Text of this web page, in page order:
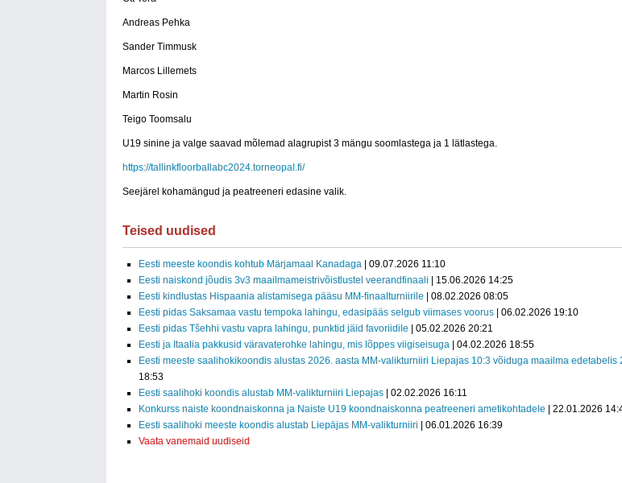
Andreas Pehka
Sander Timmusk
Marcos Lillemets
Martin Rosin
Teigo Toomsalu
U19 sinine ja valge saavad mõlemad alagrupist 3 mängu soomlastega ja 1 lätlastega.
https://tallinkfloorballabc2024.torneopal.fi/
Seejärel kohamängud ja peatreeneri edasine valik.
Teised uudised
Eesti meeste koondis kohtub Märjamaal Kanadaga | 09.07.2026 11:10
Eesti naiskond jõudis 3v3 maailmameistrivõistlustel veerandfinaali | 15.06.2026 14:25
Eesti kindlustas Hispaania alistamisega pääsu MM-finaalturniirile | 08.02.2026 08:05
Eesti pidas Saksamaa vastu tempoka lahingu, edasipääs selgub viimases voorus | 06.02.2026 19:10
Eesti pidas Tšehhi vastu vapra lahingu, punktid jäid favoriidile | 05.02.2026 20:21
Eesti ja Itaalia pakkusid väravaterohke lahingu, mis lõppes viigiseisuga | 04.02.2026 18:55
Eesti meeste saalihokikoondis alustas 2026. aasta MM-valikturniiri Liepajas 10:3 võiduga maailma edetabelis
18:53
Eesti saalihoki koondis alustab MM-valikturniiri Liepajas | 02.02.2026 16:11
Konkurss naiste koondnaiskonna ja Naiste U19 koondnaiskonna peatreeneri ametikohtadele | 22.01.2026
Eesti saalihoki meeste koondis alustab Liepājas MM-valikturniiri | 06.01.2026 16:39
Vaata vanemaid uudiseid